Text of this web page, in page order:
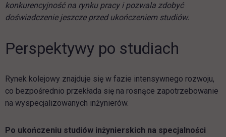
konkurencyjność na rynku pracy i pozwala zdobyć
doświadczenie jeszcze przed ukończeniem studiów.
Perspektywy po studiach
Rynek kolejowy znajduje się w fazie intensywnego rozwoju,
co bezpośrednio przekłada się na rosnące zapotrzebowanie
na wyspecjalizowanych inżynierów.
Po ukończeniu studiów inżynierskich na specjalności